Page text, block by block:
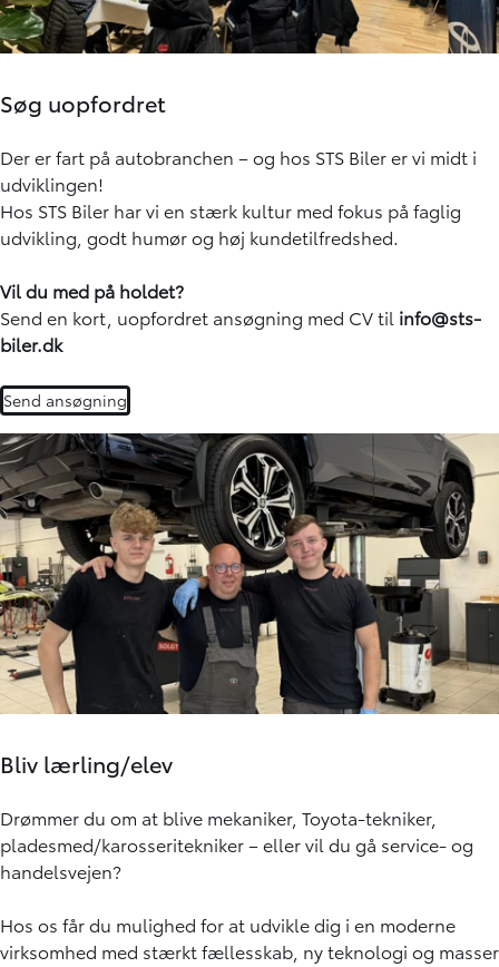
Søg uopfordret
Der er fart på autobranchen – og hos STS Biler er vi midt i
udviklingen!
Hos STS Biler har vi en stærk kultur med fokus på faglig
udvikling, godt humør og høj kundetilfredshed.
Vil du med på holdet?
Send en kort, uopfordret ansøgning med CV til info@sts-
biler.dk
Send ansøgning
Bliv lærling/elev
Drømmer du om at blive mekaniker, Toyota-tekniker,
pladesmed/karosseritekniker – eller vil du gå service- og
handelsvejen?
Hos os får du mulighed for at udvikle dig i en moderne
virksomhed med stærkt fællesskab, ny teknologi og masser